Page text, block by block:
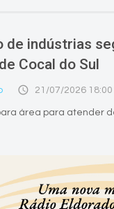
de indústrias
Cocal do Sul
access_time 21/07/2026 18:00
área para atender